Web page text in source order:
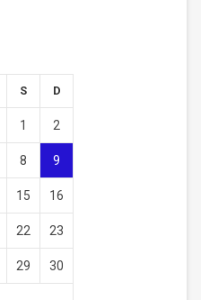
S D
1 2
8 9
15 16
22 23
29 30